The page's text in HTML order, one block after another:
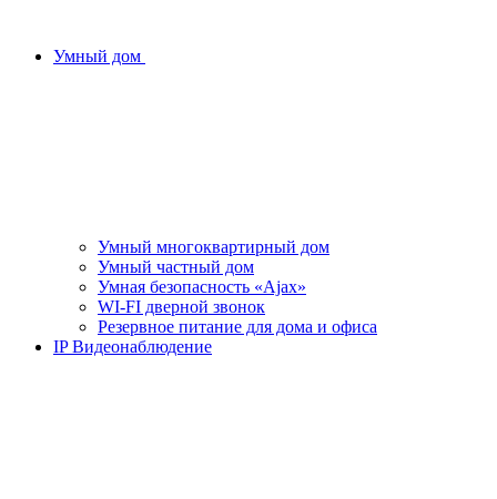
Умный дом
Умный многоквартирный дом
Умный частный дом
Умная безопасность «Ajax»
WI-FI дверной звонок
Резервное питание для дома и офиса
IP Видеонаблюдение